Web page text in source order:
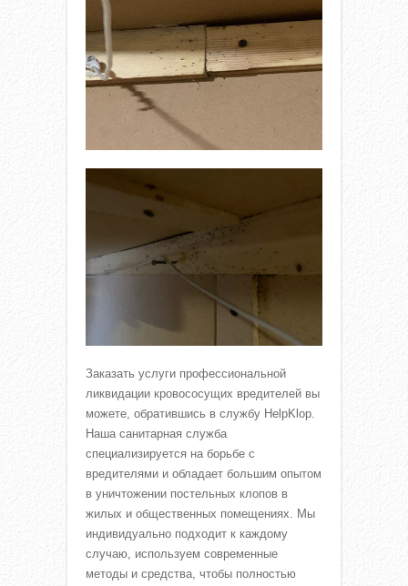
Заказать услуги профессиональной
ликвидации кровососущих вредителей вы
можете, обратившись в службу HelpKlop.
Наша санитарная служба
специализируется на борьбе с
вредителями и обладает большим опытом
в уничтожении постельных клопов в
жилых и общественных помещениях. Мы
индивидуально подходит к каждому
случаю, используем современные
методы и средства, чтобы полностью